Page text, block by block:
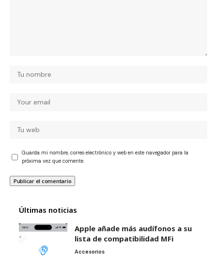
Guarda mi nombre, correo electrónico y web en este navegador para la
próxima vez que comente.
Últimas noticias
Apple añade más audífonos a su
lista de compatibilidad MFi
Accesorios